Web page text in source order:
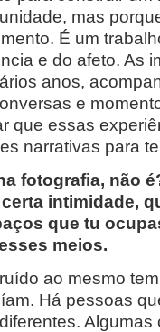
mas
É um
e do afeto. As
anos,
e
que essas
narrativas para
fotografia, não
intimidade,
que tu
meios.
ao mesmo
Há pessoas